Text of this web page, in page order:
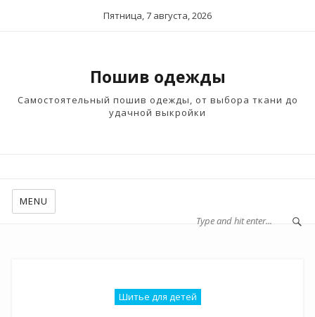
Пятница, 7 августа, 2026
Пошив одежды
Самостоятельный пошив одежды, от выбора ткани до
удачной выкройки
MENU
Шитье для детей